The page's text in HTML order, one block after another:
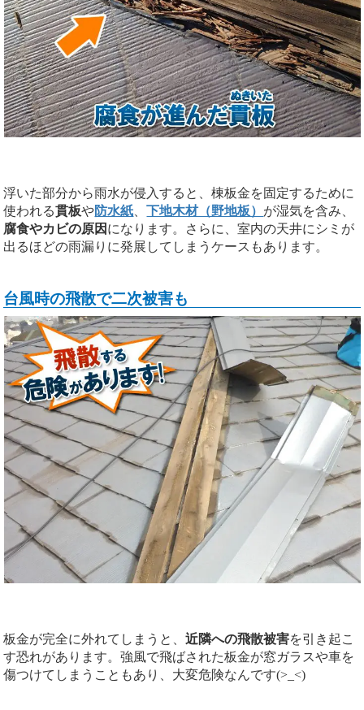
浮いた部分から雨水が侵入すると、棟板金を固定するために
使われる貫板や防水紙 、下地木材（野地板） が湿気を含み、
腐食やカビの原因 になります。さらに、室内の天井にシミが
出るほどの雨漏りに発展してしまうケースもあります。
台風時の飛散で二次被害も
板金が完全に外れてしまうと、近隣への飛散被害を引き起こ
す恐れがあります。強風で飛ばされた板金が窓ガラスや車を
傷つけてしまうこともあり、大変危険なんです(>_<)